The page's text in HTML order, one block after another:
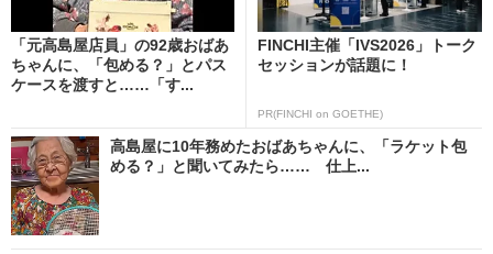
「元高島屋店員」の92歳おばあ
ちゃんに、「包める？」とパス
ケースを渡すと……「す...
FINCHI主催「IVS2026」トーク
セッションが話題に！
PR(FINCHI on GOETHE)
高島屋に10年務めたおばあちゃんに、「ラケット包
める？」と聞いてみたら…… 仕上...